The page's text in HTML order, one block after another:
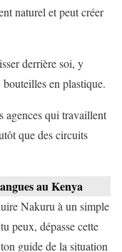
naturel et peut créer
derrière soi, y
en plastique.
agences qui travaillent
que des circuits
au Kenya
Nakuru à un simple
peux, dépasse cette
guide de la situation